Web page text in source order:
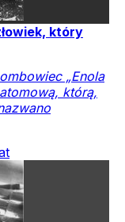
który
„Enola
którą,